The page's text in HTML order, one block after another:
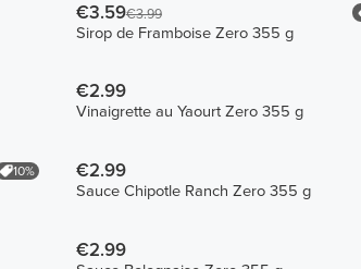
€3.59€3.99
Sirop de Framboise Zero 355 g
€2.99
Vinaigrette au Yaourt Zero 355 g
10% €2.99
Sauce Chipotle Ranch Zero 355 g
€2.99